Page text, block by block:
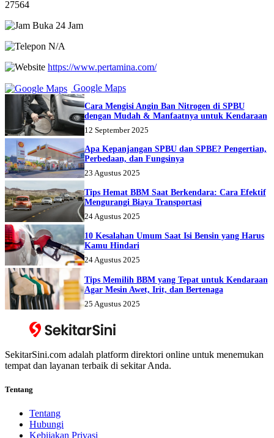
27564
Buka 24 Jam
N/A
https://www.pertamina.com/
Google Maps
Cara Mengisi Angin Ban Nitrogen di SPBU
dengan Mudah & Manfaatnya untuk Kendaraan
12 September 2025
Apa Kepanjangan SPBU dan SPBE? Pengertian,
Perbedaan, dan Fungsinya
23 Agustus 2025
Tips Hemat BBM Saat Berkendara: Cara Efektif
Mengurangi Biaya Transportasi
24 Agustus 2025
10 Kesalahan Umum Saat Isi Bensin yang Harus
Kamu Hindari
24 Agustus 2025
Tips Memilih BBM yang Tepat untuk Kendaraan
Agar Mesin Awet, Irit, dan Bertenaga
25 Agustus 2025
SekitarSini.com adalah platform direktori online untuk menemukan
tempat dan layanan terbaik di sekitar Anda.
Tentang
Tentang
Hubungi
Kebijakan Privasi